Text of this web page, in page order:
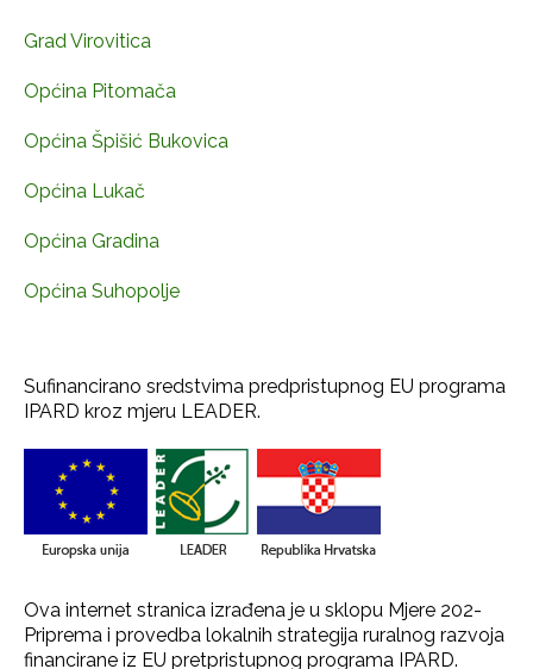
Grad Virovitica
Općina Pitomača
Općina Špišić Bukovica
Općina Lukač
Općina Gradina
Općina Suhopolje
Sufinancirano sredstvima predpristupnog EU programa
IPARD kroz mjeru LEADER.
Ova internet stranica izrađena je u sklopu Mjere 202-
Priprema i provedba lokalnih strategija ruralnog razvoja
financirane iz EU pretpristupnog programa IPARD.